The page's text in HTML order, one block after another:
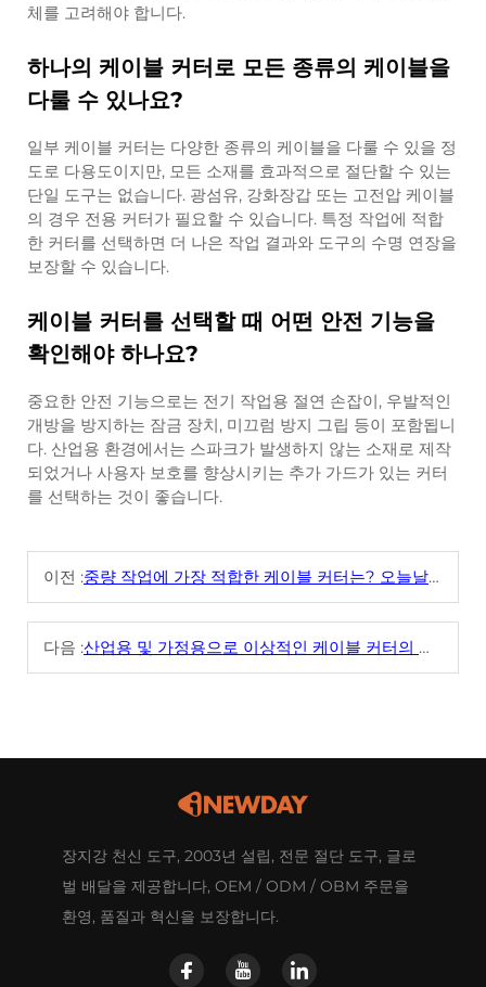
체를 고려해야 합니다.
하나의 케이블 커터로 모든 종류의 케이블을
다룰 수 있나요?
일부 케이블 커터는 다양한 종류의 케이블을 다룰 수 있을 정
도로 다용도이지만, 모든 소재를 효과적으로 절단할 수 있는
단일 도구는 없습니다. 광섬유, 강화장갑 또는 고전압 케이블
의 경우 전용 커터가 필요할 수 있습니다. 특정 작업에 적합
한 커터를 선택하면 더 나은 작업 결과와 도구의 수명 연장을
보장할 수 있습니다.
케이블 커터를 선택할 때 어떤 안전 기능을
확인해야 하나요?
중요한 안전 기능으로는 전기 작업용 절연 손잡이, 우발적인
개방을 방지하는 잠금 장치, 미끄럼 방지 그립 등이 포함됩니
다. 산업용 환경에서는 스파크가 발생하지 않는 소재로 제작
되었거나 사용자 보호를 향상시키는 추가 가드가 있는 커터
를 선택하는 것이 좋습니다.
이전 :중량 작업에 가장 적합한 케이블 커터는? 오늘날 주요 도구 비교
다음 :산업용 및 가정용으로 이상적인 케이블 커터의 조건은 무엇인가요?
장지강 천신 도구, 2003년 설립, 전문 절단 도구, 글로
벌 배달을 제공합니다, OEM / ODM / OBM 주문을
환영, 품질과 혁신을 보장합니다.